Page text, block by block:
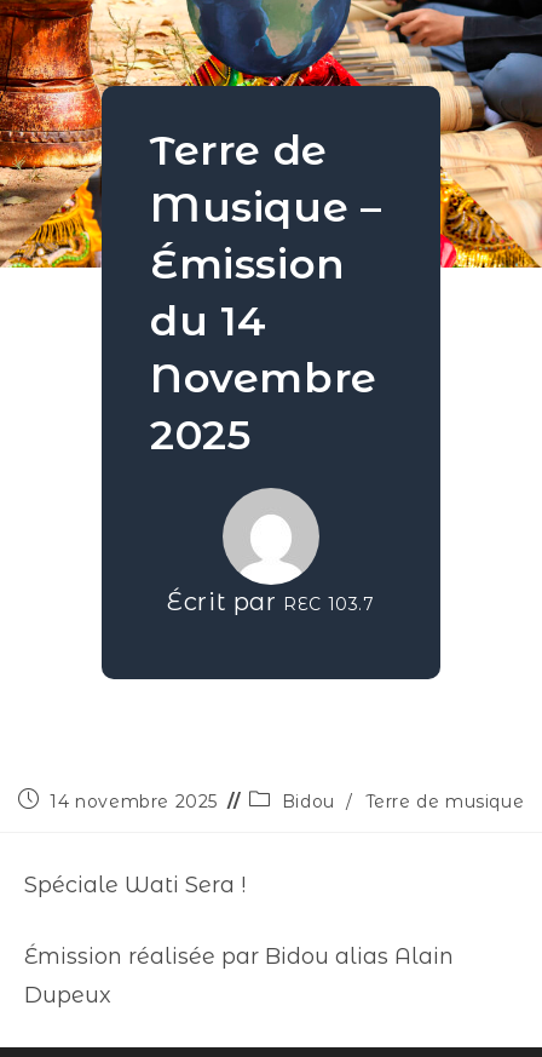
Terre de
Musique –
Émission
du 14
Novembre
2025
Écrit par REC 103.7
14 novembre 2025 Bidou / Terre de musique
Spéciale Wati Sera !
Émission réalisée par Bidou alias Alain
Dupeux